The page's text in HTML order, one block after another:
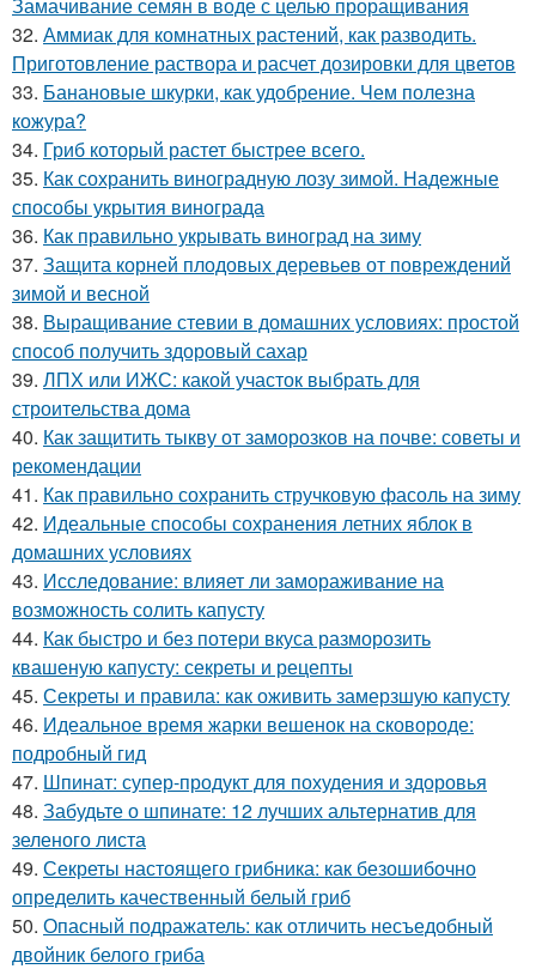
32. Аммиак для комнатных растений, как разводить.
Приготовление раствора и расчет дозировки для цветов
33. Банановые шкурки, как удобрение. Чем полезна
кожура?
34. Гриб который растет быстрее всего.
35. Как сохранить виноградную лозу зимой. Надежные
способы укрытия винограда
36. Как правильно укрывать виноград на зиму
37. Защита корней плодовых деревьев от повреждений
зимой и весной
38. Выращивание стевии в домашних условиях: простой
способ получить здоровый сахар
39. ЛПХ или ИЖС: какой участок выбрать для
строительства дома
40. Как защитить тыкву от заморозков на почве: советы и
рекомендации
41. Как правильно сохранить стручковую фасоль на зиму
42. Идеальные способы сохранения летних яблок в
домашних условиях
43. Исследование: влияет ли замораживание на
возможность солить капусту
44. Как быстро и без потери вкуса разморозить
квашеную капусту: секреты и рецепты
45. Секреты и правила: как оживить замерзшую капусту
46. Идеальное время жарки вешенок на сковороде:
подробный гид
47. Шпинат: супер-продукт для похудения и здоровья
48. Забудьте о шпинате: 12 лучших альтернатив для
зеленого листа
49. Секреты настоящего грибника: как безошибочно
определить качественный белый гриб
50. Опасный подражатель: как отличить несъедобный
двойник белого гриба